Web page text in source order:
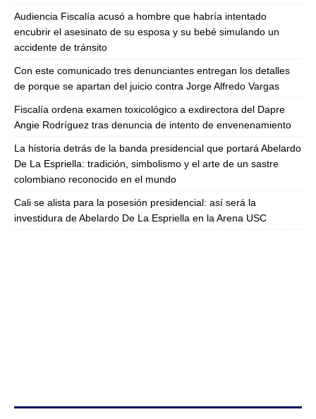
Audiencia Fiscalía acusó a hombre que habría intentado
encubrir el asesinato de su esposa y su bebé simulando un
accidente de tránsito
Con este comunicado tres denunciantes entregan los detalles
de porque se apartan del juicio contra Jorge Alfredo Vargas
Fiscalía ordena examen toxicológico a exdirectora del Dapre
Angie Rodríguez tras denuncia de intento de envenenamiento
La historia detrás de la banda presidencial que portará Abelardo
De La Espriella: tradición, simbolismo y el arte de un sastre
colombiano reconocido en el mundo
Cali se alista para la posesión presidencial: así será la
investidura de Abelardo De La Espriella en la Arena USC